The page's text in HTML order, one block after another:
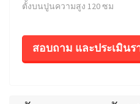
ตั้งบนปูนความสูง 120 ซม
สอบถาม และประเมินร